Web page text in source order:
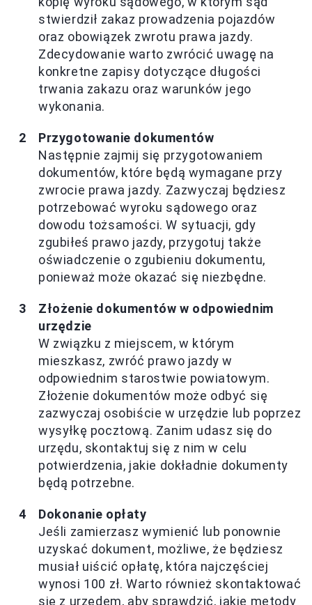
stwierdził zakaz prowadzenia pojazdów
oraz obowiązek zwrotu prawa jazdy.
Zdecydowanie warto zwrócić uwagę na
konkretne zapisy dotyczące długości
trwania zakazu oraz warunków jego
wykonania.
Przygotowanie dokumentów
Następnie zajmij się przygotowaniem
dokumentów, które będą wymagane przy
zwrocie prawa jazdy. Zazwyczaj będziesz
potrzebować wyroku sądowego oraz
dowodu tożsamości. W sytuacji, gdy
zgubiłeś prawo jazdy, przygotuj także
oświadczenie o zgubieniu dokumentu,
ponieważ może okazać się niezbędne.
Złożenie dokumentów w odpowiednim
urzędzie
W związku z miejscem, w którym
mieszkasz, zwróć prawo jazdy w
odpowiednim starostwie powiatowym.
Złożenie dokumentów może odbyć się
zazwyczaj osobiście w urzędzie lub poprzez
wysyłkę pocztową. Zanim udasz się do
urzędu, skontaktuj się z nim w celu
potwierdzenia, jakie dokładnie dokumenty
będą potrzebne.
Dokonanie opłaty
Jeśli zamierzasz wymienić lub ponownie
uzyskać dokument, możliwe, że będziesz
musiał uiścić opłatę, która najczęściej
wynosi 100 zł. Warto również skontaktować
się z urzędem, aby sprawdzić, jakie metody